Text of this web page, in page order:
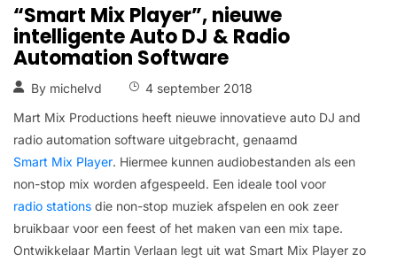
“Smart Mix Player”, nieuwe
intelligente Auto DJ & Radio
Automation Software
By michelvd
4 september 2018
Mart Mix Productions heeft nieuwe innovatieve auto DJ and
radio automation software uitgebracht, genaamd
Smart Mix Player. Hiermee kunnen audiobestanden als een
non-stop mix worden afgespeeld. Een ideale tool voor
radio stations die non-stop muziek afspelen en ook zeer
bruikbaar voor een feest of het maken van een mix tape.
Ontwikkelaar Martin Verlaan legt uit wat Smart Mix Player zo